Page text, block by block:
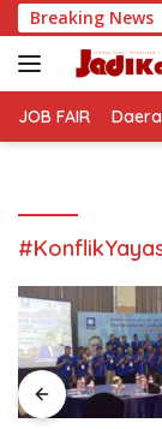
Langsung
ke
konten
Breaking News
hingga Baterai
JOB FAIR